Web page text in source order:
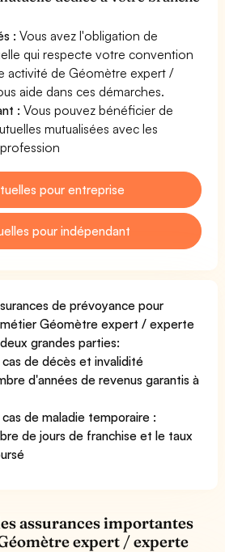
: Vous avez l'obligation de
qui respecte votre convention
activité de Géomètre expert /
aide dans ces démarches.
: Vous pouvez bénéficier de
mutualisées avec les
pour entreprise
pour indépendant
de prévoyance pour
Géomètre expert / experte
grandes parties:
de décès et invalidité
d'années de revenus garantis à
de maladie temporaire :
de jours de franchise et le taux
assurances importantes
expert / experte